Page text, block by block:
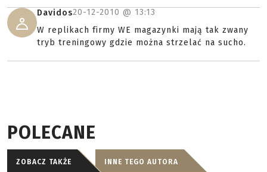
Davidos20-12-2010 @ 13:13
W replikach firmy WE magazynki mają tak zwany
tryb treningowy gdzie można strzelać na sucho.
POLECANE
ZOBACZ TAKŻE INNE TEGO AUTORA